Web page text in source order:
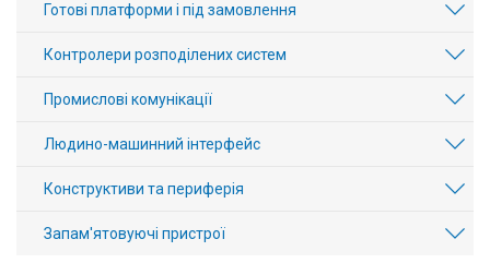
Готові платформи і під замовлення
Контролери розподілених систем
Промислові комунікації
Людино-машинний інтерфейс
Конструктиви та периферія
Запам'ятовуючі пристрої